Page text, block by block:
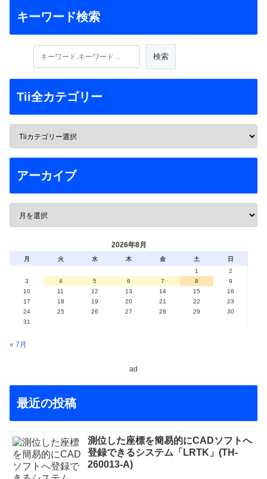
キーワード検索
Tii全カテゴリー
アーカイブ
2026年8月
月 火 水 木 金 土
日
1
2
3
4 5 6 7 8
9
10
11 12 13 14 15
16
17
18 19 20 21 22
23
24
25 26 27 28 29
30
31
« 7月
ad
最近の投稿
測位した座標を簡易的にCADソフトへ
登録できるシステム「LRTK」(TH-
260013-A)